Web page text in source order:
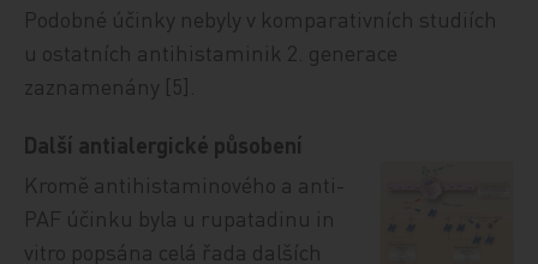
Podobné účinky nebyly v komparativních studiích
u ostatních antihistaminik 2. generace
zaznamenány [5].
Další antialergické působení
Kromě antihistaminového a anti-
PAF účinku byla u rupatadinu in
vitro popsána celá řada dalších